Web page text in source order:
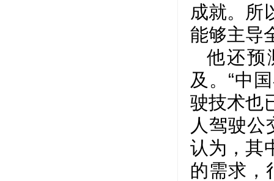
成就。所
能够主导
他还预
及。“中
驶技术也
人驾驶公
认为，其
的需求，